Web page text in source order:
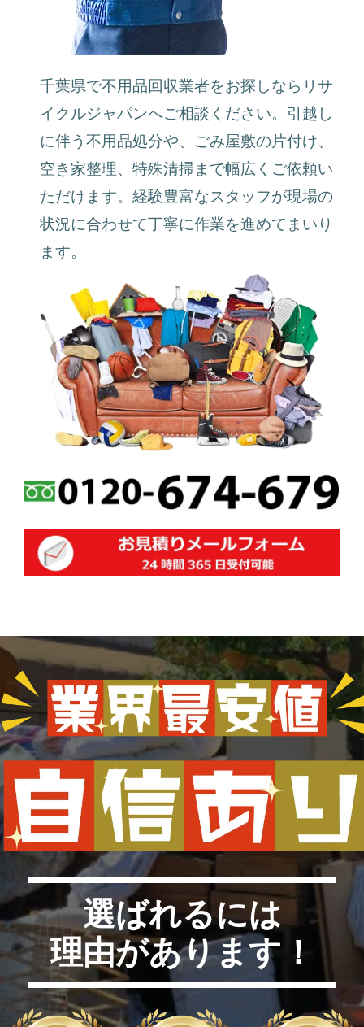
千葉県で不用品回収業者をお探しならリサ
イクルジャパンへご相談ください。引越し
に伴う不用品処分や、ごみ屋敷の片付け、
空き家整理、特殊清掃まで幅広くご依頼い
ただけます。経験豊富なスタッフが現場の
状況に合わせて丁寧に作業を進めてまいり
ます。
選ばれるには
理由があります！